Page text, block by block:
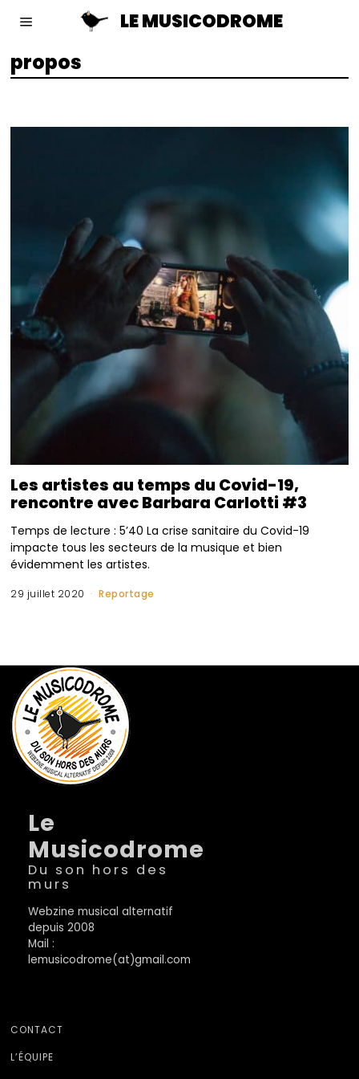
LE MUSICODROME
propos
Les artistes au temps du Covid-19,
rencontre avec Barbara Carlotti #3
Temps de lecture : 5’40 La crise sanitaire du Covid-19
impacte tous les secteurs de la musique et bien
évidemment les artistes.
29 juillet 2020 Reportage
Le
Musicodrome
Du son hors des
murs
Webzine musical alternatif
depuis 2008
Mail :
lemusicodrome(at)gmail.com
CONTACT
L’ÉQUIPE